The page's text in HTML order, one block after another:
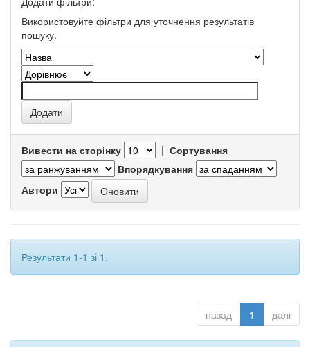
Використовуйте фільтри для уточнення результатів
пошуку.
Вивести на сторінку | Сортування
Впорядкування
Автори
Результати 1-1 зі 1.
назад 1 далі